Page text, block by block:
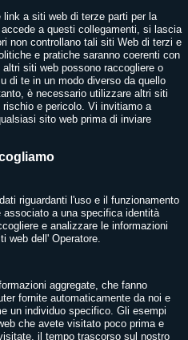
a siti web di terze parti per la
a questi collegamenti, si lascia
non controllano tali siti Web di terzi e
e pratiche saranno coerenti con
siti web possono raccogliere o
di te in un modo diverso da quello
è necessario utilizzare altri siti
e pericolo. Vi invitiamo a
sito web prima di inviare
riguardanti l'uso e il funzionamento
a una specifica identità
e analizzare le informazioni
web dell' Operatore.
aggregate, che fanno
fornite automaticamente da noi e
un individuo specifico. Gli esempi
che avete visitato poco prima e
il tempo trascorso sul nostro